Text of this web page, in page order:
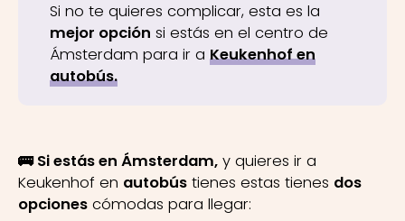
Si no te quieres complicar, esta es la
mejor opción si estás en el centro de
Ámsterdam para ir a Keukenhof en
autobús.
🚌 Si estás en Ámsterdam, y quieres ir a
Keukenhof en autobús tienes estas tienes dos
opciones cómodas para llegar: